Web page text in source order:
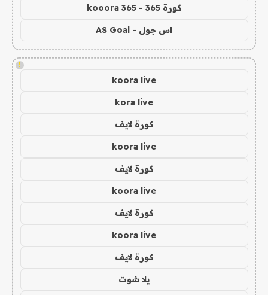
كورة 365 - kooora 365
اس جول - AS Goal
!
koora live
kora live
كورة لايف
koora live
كورة لايف
koora live
كورة لايف
koora live
كورة لايف
يلا شوت